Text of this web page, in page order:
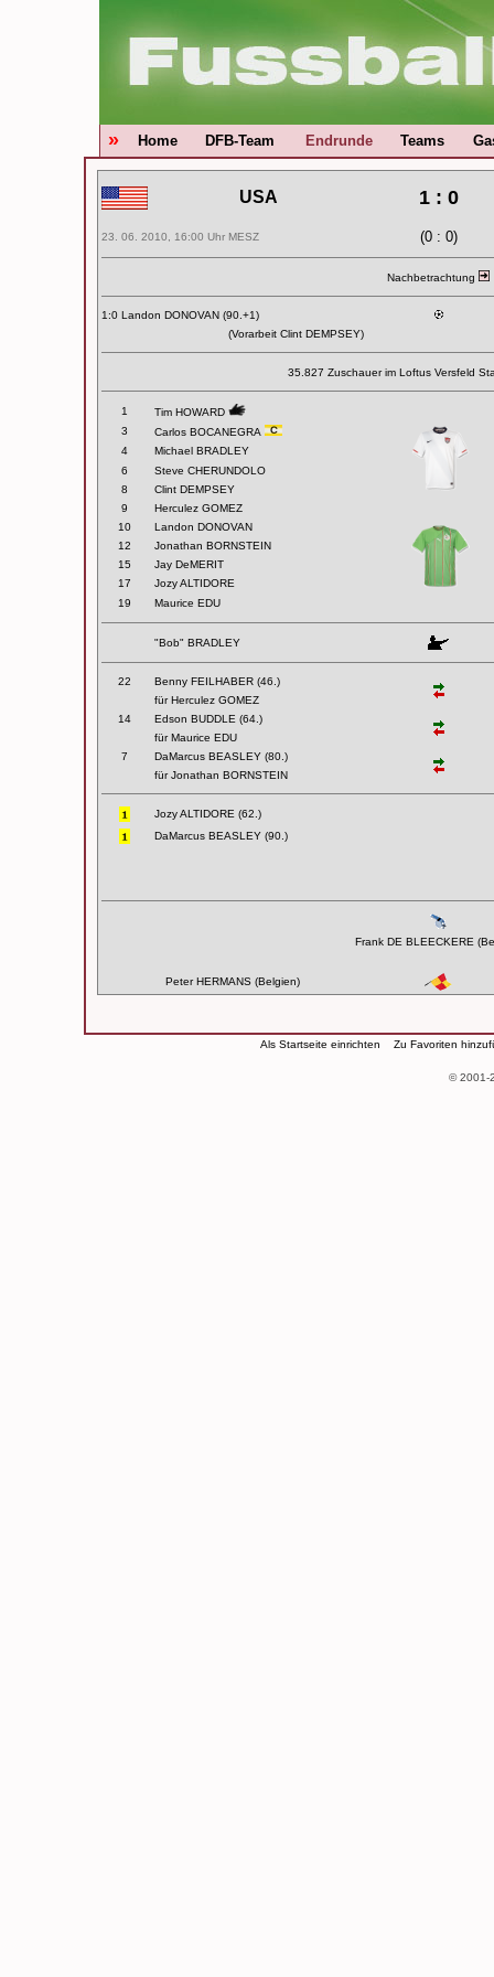
» Home DFB-Team Endrunde Teams
USA 1 : 0
23. 06. 2010, 16:00 Uhr MESZ (0 : 0)
Nachbetrachtung
1:0 Landon DONOVAN (90.+1)
(Vorarbeit Clint DEMPSEY)
35.827 Zuschauer im Loftus Versfeld
1
Tim HOWARD
3
Carlos BOCANEGRA
4
Michael BRADLEY
6
Steve CHERUNDOLO
8
Clint DEMPSEY
9
Herculez GOMEZ
10
Landon DONOVAN
12
Jonathan BORNSTEIN
15
Jay DeMERIT
17
Jozy ALTIDORE
19
Maurice EDU
"Bob" BRADLEY
22
Benny FEILHABER (46.)
für Herculez GOMEZ
14
Edson BUDDLE (64.)
für Maurice EDU
7
DaMarcus BEASLEY (80.)
für Jonathan BORNSTEIN
Jozy ALTIDORE (62.)
DaMarcus BEASLEY (90.)
Frank DE BLEECKERE
Peter HERMANS (Belgien)
Als Startseite einrichten Zu Favoriten
© 2001-